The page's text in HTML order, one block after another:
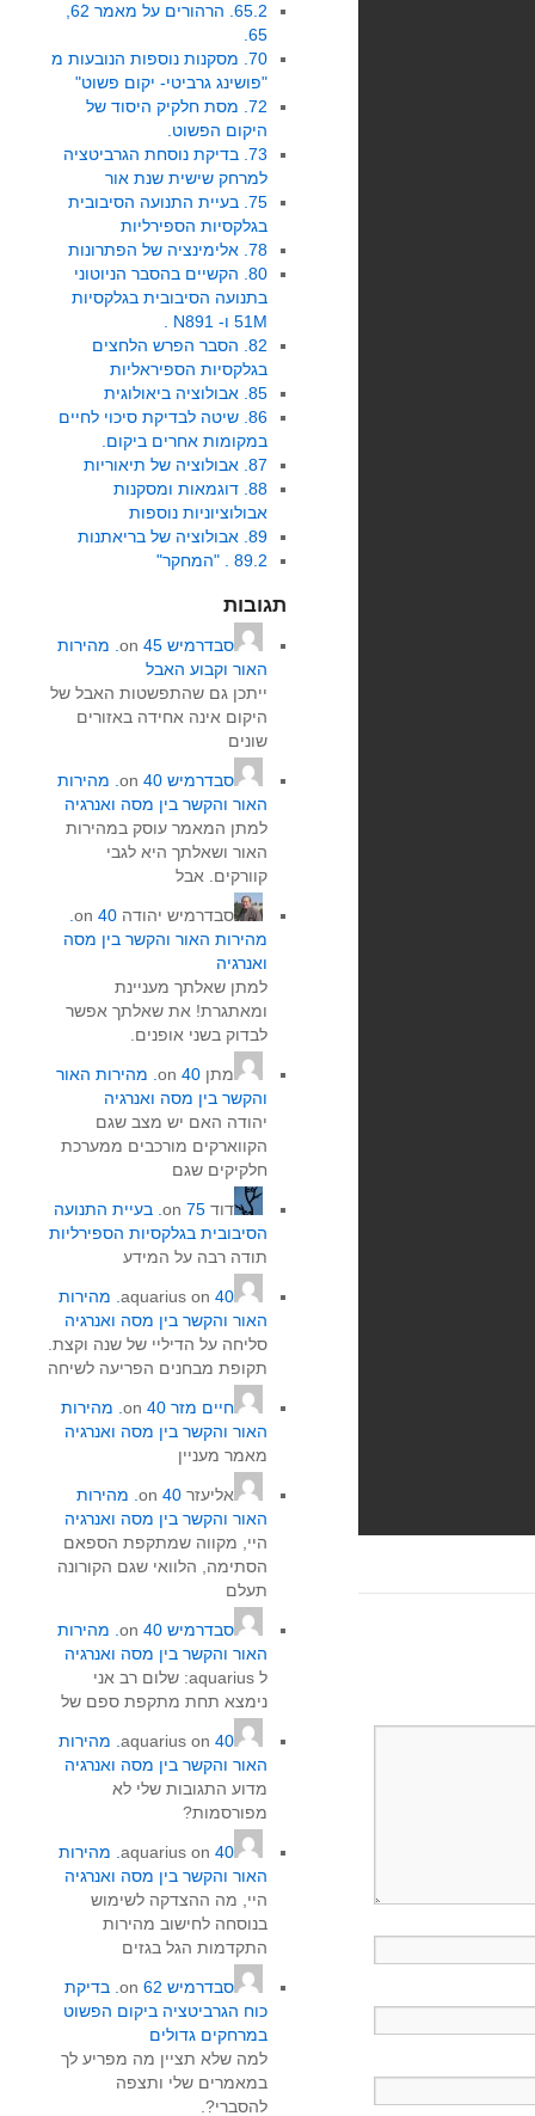
65.2. הרהורים על מאמר 62,
65.
70. מסקנות נוספות הנובעות מ
"פושינג גרביטי- יקום פשוט"
72. מסת חלקיק היסוד של
היקום הפשוט.
73. בדיקת נוסחת הגרביטציה
למרחק שישית שנת אור
75. בעיית התנועה הסיבובית
בגלקסיות הספירליות
78. אלימינציה של הפתרונות
80. הקשיים בהסבר הניוטוני
בתנועה הסיבובית בגלקסיות
51M ו- N891 .
82. הסבר הפרש הלחצים
בגלקסיות הספיראליות
85. אבולוציה ביאולוגית
86. שיטה לבדיקת סיכוי לחיים
במקומות אחרים ביקום.
87. אבולוציה של תיאוריות
88. דוגמאות ומסקנות
אבולוציוניות נוספות
89. אבולוציה של בריאתנות
89.2 . "המחקר"
תגובות
סבדרמישon
45. מהירות
האור וקבוע האבל
ייתכן גם שהתפשטות האבל של
היקום אינה אחידה באזורים
שונים
סבדרמישon
40. מהירות
האור והקשר בין מסה ואנרגיה
למתן המאמר עוסק במהירות
האור ושאלתך היא לגבי
קוורקים. אבל
סבדרמיש יהודה
40.
מהירות האור והקשר בין מסה
ואנרגיה
למתן שאלתך מעניינת
ומאתגרת! את שאלתך אפשר
לבדוק בשני אופנים.
מתן
40. מהירות האור
והקשר בין מסה ואנרגיה
יהודה האם יש מצב שגם
הקווארקים מורכבים ממערכת
חלקיקים שגם
דודon
75. בעיית התנועה
הסיבובית בגלקסיות הספירליות
תודה רבה על המידע
aquarius on
40. מהירות
האור והקשר בין מסה ואנרגיה
סליחה על הדיליי של שנה וקצת.
תקופת מבחנים הפריעה לשיחה
חיים מזרon
40. מהירות
האור והקשר בין מסה ואנרגיה
מאמר מעניין
אליעזרon
40. מהירות
האור והקשר בין מסה ואנרגיה
היי, מקווה שמתקפת הספאם
הסתימה, הלוואי שגם הקורונה
תעלם
סבדרמישon
40. מהירות
האור והקשר בין מסה ואנרגיה
ל aquarius‏: שלום רב אני
נימצא תחת מתקפת ספם של
aquarius on
40. מהירות
האור והקשר בין מסה ואנרגיה
מדוע התגובות שלי לא
מפורסמות?
aquarius on
40. מהירות
האור והקשר בין מסה ואנרגיה
היי, מה ההצדקה לשימוש
בנוסחה לחישוב מהירות
התקדמות הגל בגזים
סבדרמישon
62. בדיקת
כוח הגרביטציה ביקום הפשוט
במרחקים גדולים
למה שלא תציין מה מפריע לך
במאמרים שלי ותצפה
להסברי?.